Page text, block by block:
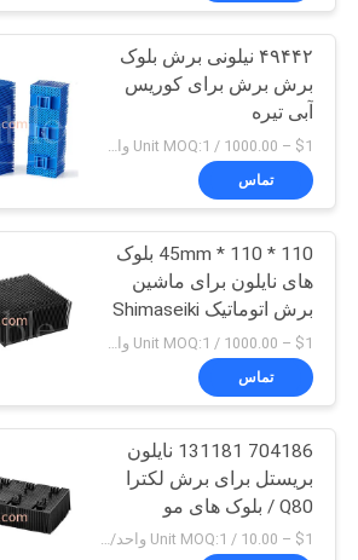
۴۹۴۴۲ نیلونی برش بلوک
برش برش برای کوریس
آبی تیره
تماس
110 * 110 * 45mm بلوک
های نایلون برای ماشین
برش اتوماتیک Shimaseiki
تماس
704186 131181 نایلون
بریستل برای برش لکترا
Q80 / بلوک های مو
$1 – 10.00 / Unit MOQ:1 واحد/واحد منفی است